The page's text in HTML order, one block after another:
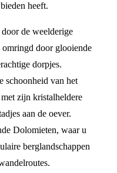
heeft.
de weelderige
door glooiende
dorpjes.
schoonheid van het
zijn kristalheldere
aan de oever.
Dolomieten, waar u
berglandschappen